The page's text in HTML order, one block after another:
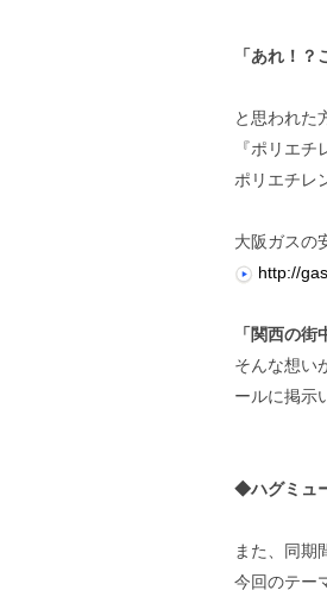
「あれ！
と思われた
『ポリエ
ポリエチレ
大阪ガスの
http://
「関西の
そんな想い
ールに掲示
◆ハグミュ
また、同期
今回のテー